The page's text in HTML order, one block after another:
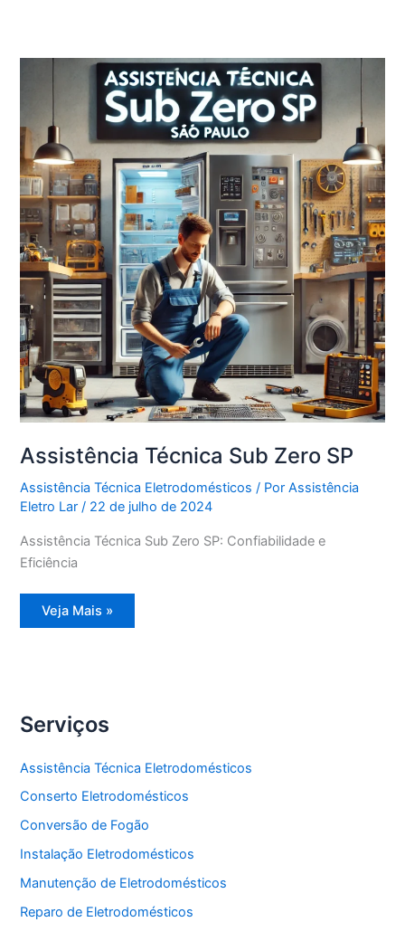
Assistência Técnica Sub Zero SP
Assistência Técnica Eletrodomésticos / PorAssistência
Eletro Lar/ 22 de julho de 2024
Assistência Técnica Sub Zero SP: Confiabilidade e
Eficiência
Assistência
Técnica
Veja Mais »
Serviços
Assistência Técnica Eletrodomésticos
Conserto Eletrodomésticos
Conversão de Fogão
Instalação Eletrodomésticos
Manutenção de Eletrodomésticos
Reparo de Eletrodomésticos